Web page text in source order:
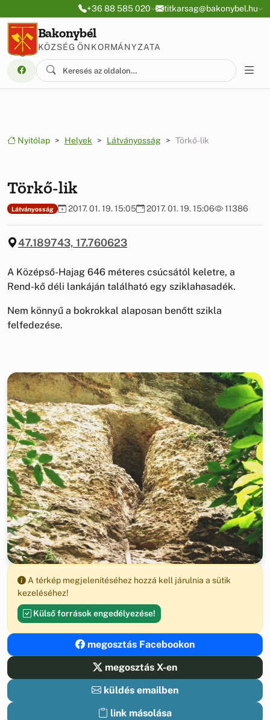
Ugrás a menüre
Ugrás a tartalomra+36 88 585 020 titkarsag@bakonybel.hu
Bakonybél
KÖZSÉG ÖNKORMÁNYZATA
Nyitólap Helyek Látványosság Törkő-lik
Törkő-lik
Látványosság 2017. 01. 19. 15:05 2017. 01. 19. 15:06 11386
47.189743, 17.760623
A Középső-Hajag 646 méteres csúcsától keletre, a
Rend-kő déli lankáján található egy sziklahasadék.
Nem könnyű a bokrokkal alaposan benőtt szikla
felfedezése.
A térkép megjelenítéséhez hozzá kell járulnia a sütik
kezeléséhez!
Külső források engedélyezése!
megosztás Facebookon
megosztás X-en
küldés emailben
link másolása